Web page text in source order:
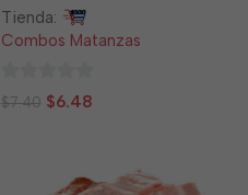
Tienda:
Combos Matanzas
0
$7.40 $6.48